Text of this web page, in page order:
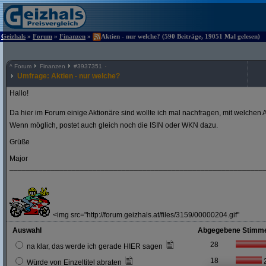
Geizhals » Forum » Finanzen » Aktien - nur welche? (590 Beiträge, 19051 Mal gelesen)
^ Forum Finanzen #3937351
Umfrage: Aktien - nur welche?
Hallo!
Da hier im Forum einige Aktionäre sind wollte ich mal nachfragen, mit welchen
Wenn möglich, postet auch gleich noch die ISIN oder WKN dazu.
Grüße
Major
<img src="http://forum.geizhals.at/files/3159/00000204.gif"
Auswahl
Abgegebene
na klar, das werde ich gerade HIER sagen
28
Würde von Einzeltitel abraten 18